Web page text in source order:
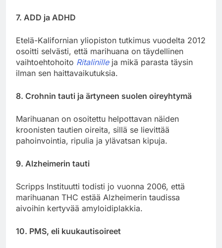
7. ADD ja ADHD
Etelä-Kalifornian yliopiston tutkimus vuodelta 2012
osoitti selvästi, että marihuana on täydellinen
vaihtoehtohoito Ritalinilleja mikä parasta täysin
ilman sen haittavaikutuksia.
8. Crohnin tauti ja ärtyneen suolen oireyhtymä
Marihuanan on osoitettu helpottavan näiden
kroonisten tautien oireita, sillä se lievittää
pahoinvointia, ripulia ja ylävatsan kipuja.
9. Alzheimerin tauti
Scripps Instituutti todisti jo vuonna 2006, että
marihuanan THC estää Alzheimerin taudissa
aivoihin kertyvää amyloidiplakkia.
10. PMS, eli kuukautisoireet